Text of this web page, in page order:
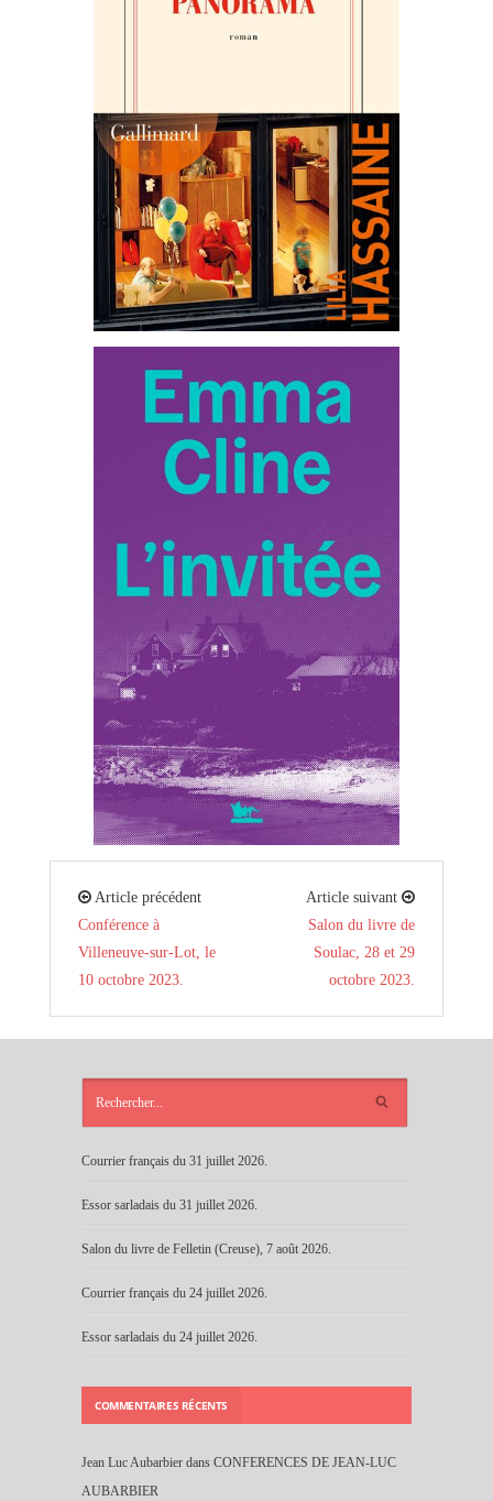
Article précédent
Conférence à
Villeneuve-sur-Lot, le
10 octobre 2023.
Article suivant
Salon du livre de
Soulac, 28 et 29
octobre 2023.
Courrier français du 31 juillet 2026.
Essor sarladais du 31 juillet 2026.
Salon du livre de Felletin (Creuse), 7 août 2026.
Courrier français du 24 juillet 2026.
Essor sarladais du 24 juillet 2026.
COMMENTAIRES RÉCENTS
Jean Luc Aubarbier dans CONFERENCES DE JEAN-LUC
AUBARBIER